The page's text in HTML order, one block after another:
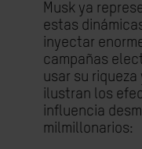
Musk ya
estas
inyectar
campañas
usar su riqueza
ilustran los
influencia
milmillonarios: